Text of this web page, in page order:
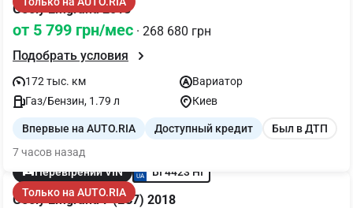
Geely Emgrand 2013
от 5 799 грн/мес · 268 680 грн
Подобрать условия
172 тыс. км
Вариатор
Газ/Бензин, 1.79 л
Киев
Впервые на AUTO.RIA Доступный кредит
Был в ДТП
7 часов назад
Перевірений VIN
BI 4423 HI
Только на AUTO.RIA
Geely Emgrand 7 (EC7) 2018